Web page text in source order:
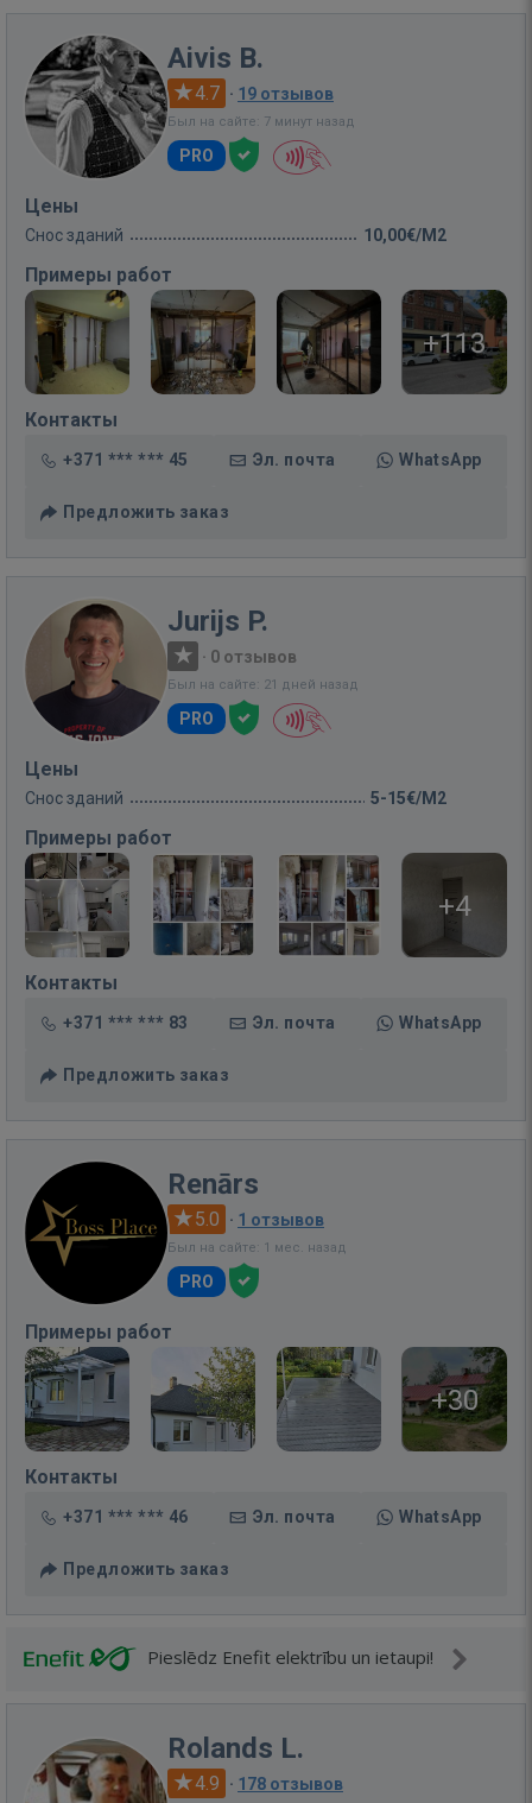
Aivis B.
4.7 · 19 отзывов
Был на сайте: 7 минут назад
PRO
Цены
Снос зданий 10,00€/M2
Примеры работ
+113
Контакты
+371 *** *** 45 Эл. почта WhatsApp
Предложить заказ
Jurijs P.
· 0 отзывов
Был на сайте: 21 дней назад
PRO
Цены
Снос зданий 5-15€/M2
Примеры работ
+4
Контакты
+371 *** *** 83 Эл. почта WhatsApp
Предложить заказ
Renārs
5.0 · 1 отзывов
Был на сайте: 1 мес. назад
PRO
Примеры работ
+30
Контакты
+371 *** *** 46 Эл. почта WhatsApp
Предложить заказ
Pieslēdz Enefit elektrību un ietaupi!
Rolands L.
4.9 · 178 отзывов